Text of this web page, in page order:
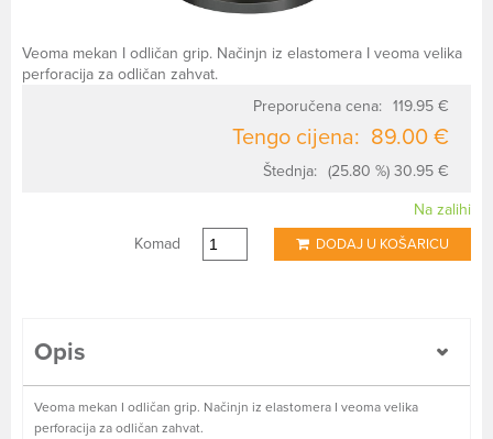
Veoma mekan I odličan grip. Načinjn iz elastomera I veoma velika
perforacija za odličan zahvat.
Preporučena cena: 119.95 €
Tengo cijena: 89.00 €
Štednja: (25.80 %) 30.95 €
Na zalihi
Komad
DODAJ U KOŠARICU
Opis
Veoma mekan I odličan grip. Načinjn iz elastomera I veoma velika
perforacija za odličan zahvat.